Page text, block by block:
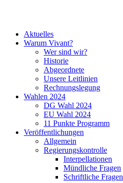
Aktuelles
Warum Vivant?
Wer sind wir?
Historie
Abgeordnete
Unsere Leitlinien
Rechnungslegung
Wahlen 2024
DG Wahl 2024
EU Wahl 2024
11 Punkte Programm
Veröffentlichungen
Allgemein
Regierungskontrolle
Interpellationen
Mündliche Fragen
Schriftliche Fragen